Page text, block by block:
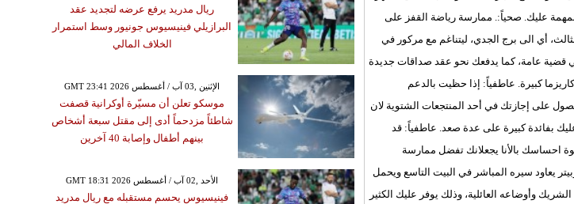
ريال مدريد يرفع عرضه لتجديد عقد
البرازيلي فينيسيوس جونيور وسط استمرار
الخلاف المالي
GMT 23:41 2026 الإثنين ,03 آب / أغسطس
موسكو تعلن أن مسيّرة أوكرانية قصفت
شاطئاً مزدحماً أدى إلى مقتل سبعة أشخاص
بينهم أطفال وإصابة 40 آخرين
GMT 18:31 2026 الأحد ,02 آب / أغسطس
فينيسيوس يحسم مستقبله مع ريال مدريد